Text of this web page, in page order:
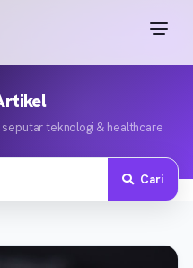
teknologi & healthcare
Cari